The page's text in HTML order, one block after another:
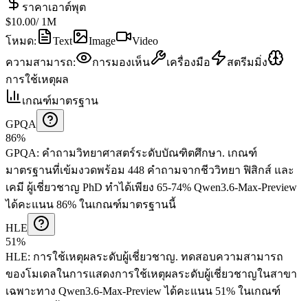
ราคาเอาต์พุต
$10.00/ 1M
โหมด: Text Image
Video
ความสามารถ: การมองเห็น เครื่องมือ
สตรีมมิ่ง
การใช้เหตุผล
เกณฑ์มาตรฐาน
GPQA
86%
GPQA: คำถามวิทยาศาสตร์ระดับบัณฑิตศึกษา. เกณฑ์
มาตรฐานที่เข้มงวดพร้อม 448 คำถามจากชีววิทยา ฟิสิกส์ และ
เคมี ผู้เชี่ยวชาญ PhD ทำได้เพียง 65-74% Qwen3.6-Max-Preview
ได้คะแนน 86% ในเกณฑ์มาตรฐานนี้
HLE
51%
HLE: การใช้เหตุผลระดับผู้เชี่ยวชาญ. ทดสอบความสามารถ
ของโมเดลในการแสดงการใช้เหตุผลระดับผู้เชี่ยวชาญในสาขา
เฉพาะทาง Qwen3.6-Max-Preview ได้คะแนน 51% ในเกณฑ์